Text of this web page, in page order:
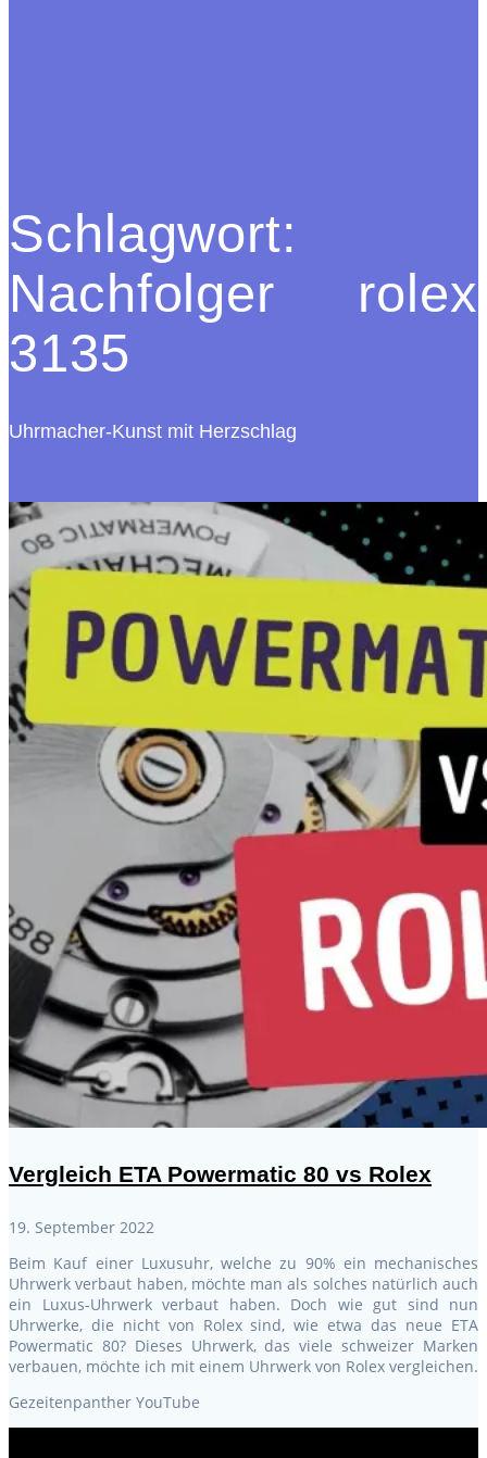
Schlagwort:
Nachfolger rolex
3135
Uhrmacher-Kunst mit Herzschlag
Vergleich ETA Powermatic 80 vs Rolex
19. September 2022
Beim Kauf einer Luxusuhr, welche zu 90% ein mechanisches
Uhrwerk verbaut haben, möchte man als solches natürlich auch
ein Luxus-Uhrwerk verbaut haben. Doch wie gut sind nun
Uhrwerke, die nicht von Rolex sind, wie etwa das neue ETA
Powermatic 80? Dieses Uhrwerk, das viele schweizer Marken
verbauen, möchte ich mit einem Uhrwerk von Rolex vergleichen.
Gezeitenpanther YouTube